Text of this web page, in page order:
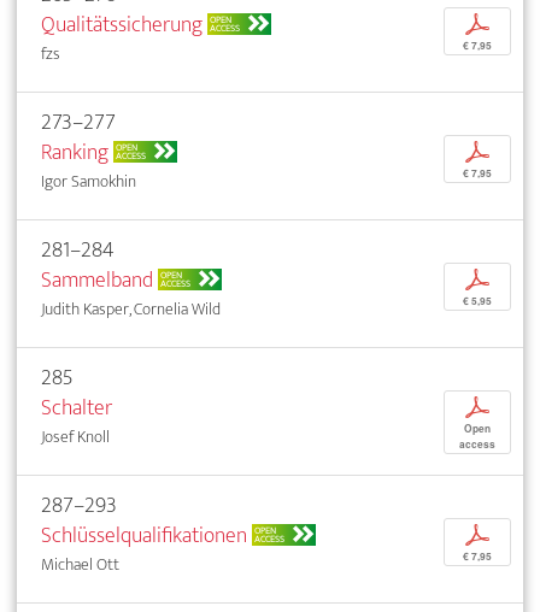
Qualitätssicherung OPEN
ACCESS
fzs
p
€ 7,95
273–277
Ranking OPEN
ACCESS
Igor Samokhin
p
€ 7,95
281–284
Sammelband OPEN
ACCESS
Judith Kasper, Cornelia Wild
p
€ 5,95
285
Schalter
Josef Knoll
p
Open
access
287–293
Schlüsselqualifikationen OPEN
ACCESS
Michael Ott
p
€ 7,95